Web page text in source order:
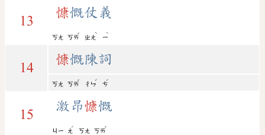
13
慷慨仗義
ㄎㄤ ㄎㄞ
ˇ
ㄓㄤ
ˋ
ㄧ
ˋ
14
慷慨陳詞
ㄎㄤ ㄎㄞ
ˇ
ㄔㄣ
ˊ
ㄘ
ˊ
15
激昂慷慨
ㄐㄧ ㄤ
ˊ
ㄎㄤ ㄎㄞ
ˇ